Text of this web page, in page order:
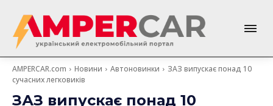
AMPERCAR.com Новини Автоновинки
ЗАЗ випускає понад 10
сучасних легковиків
ЗАЗ випускає понад 10